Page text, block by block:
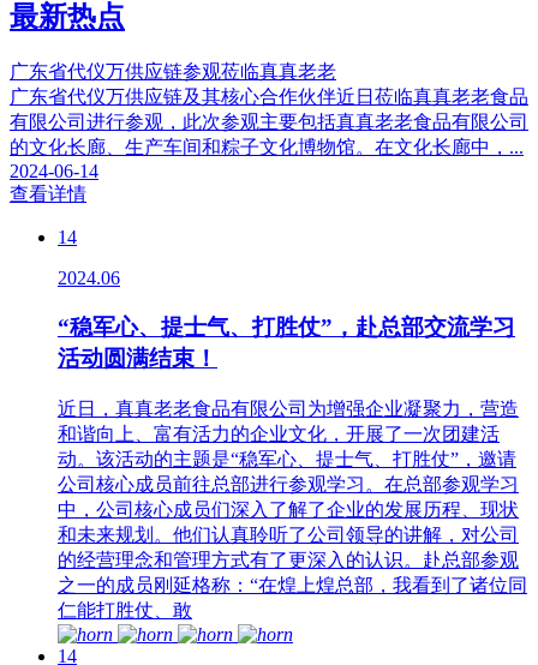
最新热点
广东省代仪万供应链参观莅临真真老老
广东省代仪万供应链及其核心合作伙伴近日莅临真真老老食品
有限公司进行参观，此次参观主要包括真真老老食品有限公司
的文化长廊、生产车间和粽子文化博物馆。在文化长廊中，...
2024-06-14
查看详情
14
2024.06
“稳军心、提士气、打胜仗”，赴总部交流学习
活动圆满结束！
近日，真真老老食品有限公司为增强企业凝聚力，营造
和谐向上、富有活力的企业文化，开展了一次团建活
动。该活动的主题是“稳军心、提士气、打胜仗”，邀请
公司核心成员前往总部进行参观学习。在总部参观学习
中，公司核心成员们深入了解了企业的发展历程、现状
和未来规划。他们认真聆听了公司领导的讲解，对公司
的经营理念和管理方式有了更深入的认识。赴总部参观
之一的成员刚延格称：“在煌上煌总部，我看到了诸位同
仁能打胜仗、敢
14